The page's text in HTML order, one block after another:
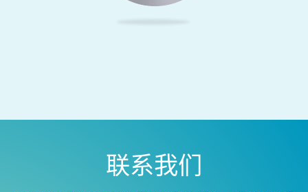
联系我们